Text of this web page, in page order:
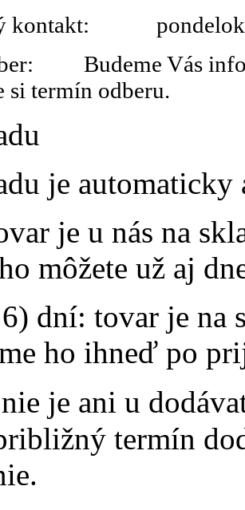
kontakt:
Budeme Vás
si termín odberu.
je
je u nás na
môžete už aj
dní: tovar je na
ho ihneď po
je ani u
termín